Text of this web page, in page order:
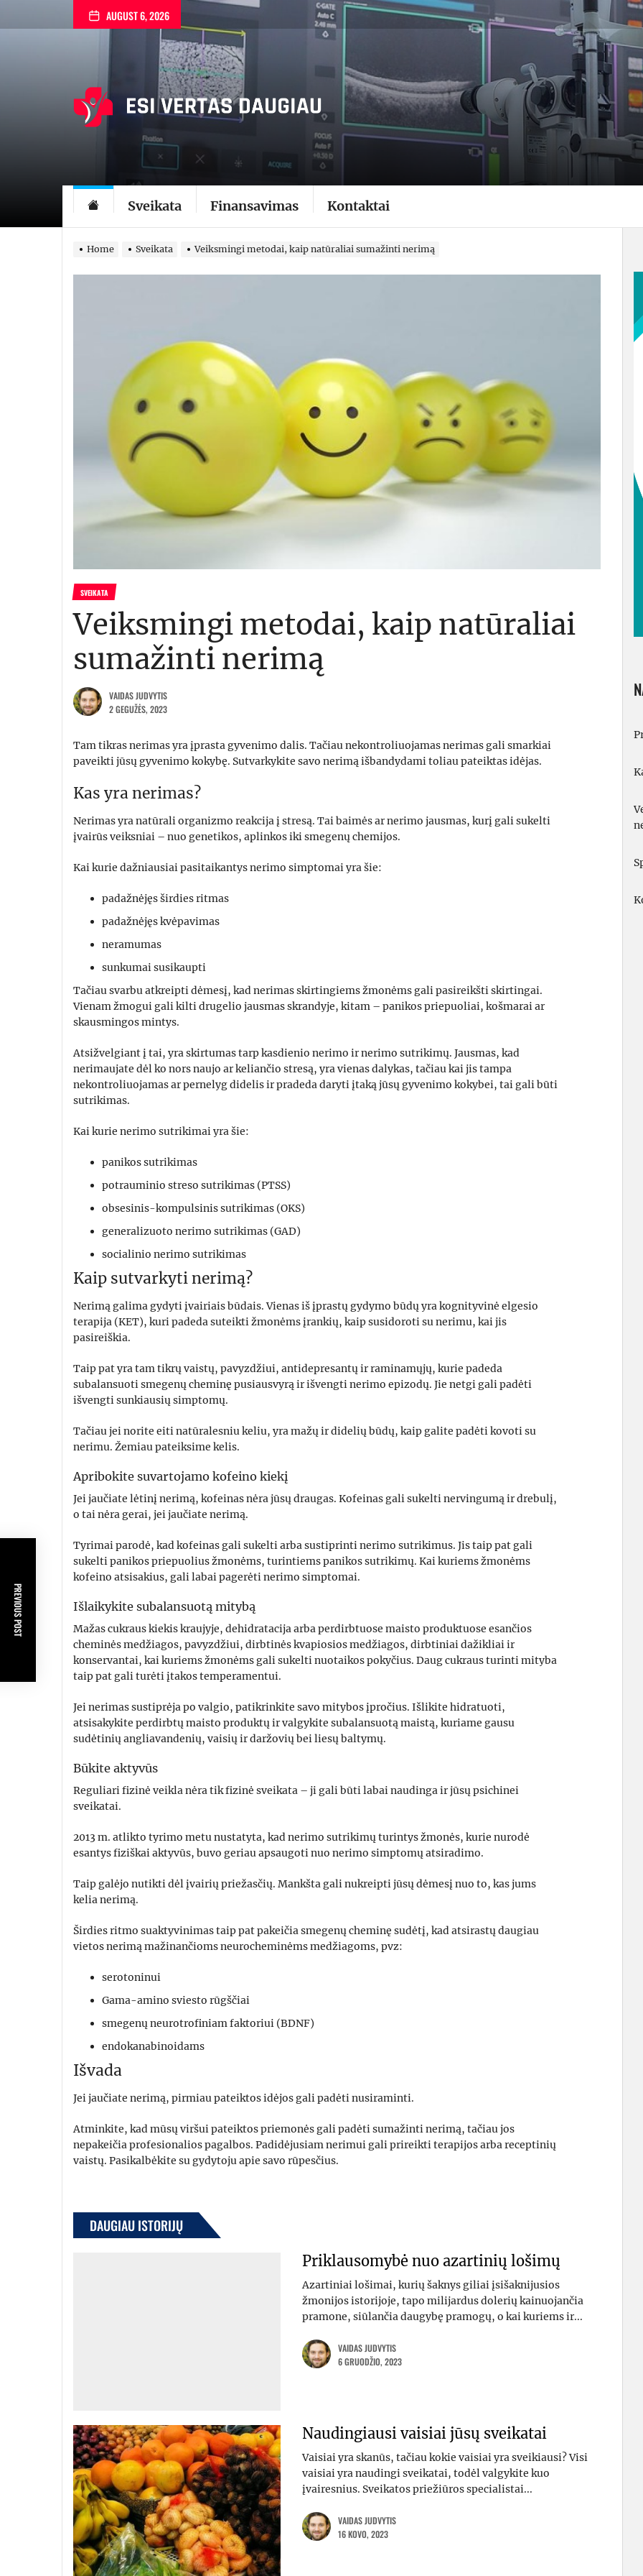
to
AUGUST 6, 2026
esivertasdaugiau.lt
Sveikata Finansavimas Kontaktai
Home Sveikata Veiksmingi metodai, kaip natūraliai sumažinti nerimą
SVEIKATA
Veiksmingi metodai, kaip natūraliai
sumažinti nerimą
VAIDAS JUDVYTIS
2 GEGUŽĖS, 2023
Tam tikras nerimas yra įprasta gyvenimo dalis. Tačiau nekontroliuojamas nerimas gali smarkiai
paveikti jūsų gyvenimo kokybę. Sutvarkykite savo nerimą išbandydami toliau pateiktas idėjas.
Kas yra nerimas?
Nerimas yra natūrali organizmo reakcija į stresą. Tai baimės ar nerimo jausmas, kurį gali sukelti
įvairūs veiksniai – nuo genetikos, aplinkos iki smegenų chemijos.
Kai kurie dažniausiai pasitaikantys nerimo simptomai yra šie:
padažnėjęs širdies ritmas
padažnėjęs kvėpavimas
neramumas
sunkumai susikaupti
Tačiau svarbu atkreipti dėmesį, kad nerimas skirtingiems žmonėms gali pasireikšti skirtingai.
Vienam žmogui gali kilti drugelio jausmas skrandyje, kitam – panikos priepuoliai, košmarai ar
skausmingos mintys.
Atsižvelgiant į tai, yra skirtumas tarp kasdienio nerimo ir nerimo sutrikimų. Jausmas, kad
nerimaujate dėl ko nors naujo ar keliančio stresą, yra vienas dalykas, tačiau kai jis tampa
nekontroliuojamas ar pernelyg didelis ir pradeda daryti įtaką jūsų gyvenimo kokybei, tai gali būti
sutrikimas.
Kai kurie nerimo sutrikimai yra šie:
panikos sutrikimas
potrauminio streso sutrikimas (PTSS)
obsesinis-kompulsinis sutrikimas (OKS)
generalizuoto nerimo sutrikimas (GAD)
socialinio nerimo sutrikimas
Kaip sutvarkyti nerimą?
Nerimą galima gydyti įvairiais būdais. Vienas iš įprastų gydymo būdų yra kognityvinė elgesio
terapija (KET), kuri padeda suteikti žmonėms įrankių, kaip susidoroti su nerimu, kai jis
pasireiškia.
Taip pat yra tam tikrų vaistų, pavyzdžiui, antidepresantų ir raminamųjų, kurie padeda
subalansuoti smegenų cheminę pusiausvyrą ir išvengti nerimo epizodų. Jie netgi gali padėti
išvengti sunkiausių simptomų.
Tačiau jei norite eiti natūralesniu keliu, yra mažų ir didelių būdų, kaip galite padėti kovoti su
nerimu. Žemiau pateiksime kelis.
Apribokite suvartojamo kofeino kiekį
Jei jaučiate lėtinį nerimą, kofeinas nėra jūsų draugas. Kofeinas gali sukelti nervingumą ir drebulį,
o tai nėra gerai, jei jaučiate nerimą.
Tyrimai parodė, kad kofeinas gali sukelti arba sustiprinti nerimo sutrikimus. Jis taip pat gali
sukelti panikos priepuolius žmonėms, turintiems panikos sutrikimų. Kai kuriems žmonėms
kofeino atsisakius, gali labai pagerėti nerimo simptomai.
Išlaikykite subalansuotą mitybą
Mažas cukraus kiekis kraujyje, dehidratacija arba perdirbtuose maisto produktuose esančios
cheminės medžiagos, pavyzdžiui, dirbtinės kvapiosios medžiagos, dirbtiniai dažikliai ir
konservantai, kai kuriems žmonėms gali sukelti nuotaikos pokyčius. Daug cukraus turinti mityba
taip pat gali turėti įtakos temperamentui.
Jei nerimas sustiprėja po valgio, patikrinkite savo mitybos įpročius. Išlikite hidratuoti,
atsisakykite perdirbtų maisto produktų ir valgykite subalansuotą maistą, kuriame gausu
sudėtinių angliavandenių, vaisių ir daržovių bei liesų baltymų.
Būkite aktyvūs
Reguliari fizinė veikla nėra tik fizinė sveikata – ji gali būti labai naudinga ir jūsų psichinei
sveikatai.
2013 m. atlikto tyrimo metu nustatyta, kad nerimo sutrikimų turintys žmonės, kurie nurodė
esantys fiziškai aktyvūs, buvo geriau apsaugoti nuo nerimo simptomų atsiradimo.
Taip galėjo nutikti dėl įvairių priežasčių. Mankšta gali nukreipti jūsų dėmesį nuo to, kas jums
kelia nerimą.
Širdies ritmo suaktyvinimas taip pat pakeičia smegenų cheminę sudėtį, kad atsirastų daugiau
vietos nerimą mažinančioms neurocheminėms medžiagoms, pvz:
serotoninui
Gama-amino sviesto rūgščiai
smegenų neurotrofiniam faktoriui (BDNF)
endokanabinoidams
Išvada
Jei jaučiate nerimą, pirmiau pateiktos idėjos gali padėti nusiraminti.
Atminkite, kad mūsų viršui pateiktos priemonės gali padėti sumažinti nerimą, tačiau jos
nepakeičia profesionalios pagalbos. Padidėjusiam nerimui gali prireikti terapijos arba receptinių
vaistų. Pasikalbėkite su gydytoju apie savo rūpesčius.
PREVIOUS POST
DAUGIAU ISTORIJŲ
Priklausomybė nuo azartinių lošimų
Azartiniai lošimai, kurių šaknys giliai įsišaknijusios
žmonijos istorijoje, tapo milijardus dolerių kainuojančia
pramone, siūlančia daugybę pramogų, o kai kuriems ir...
VAIDAS JUDVYTIS
6 GRUODŽIO, 2023
Naudingiausi vaisiai jūsų sveikatai
Vaisiai yra skanūs, tačiau kokie vaisiai yra sveikiausi? Visi
vaisiai yra naudingi sveikatai, todėl valgykite kuo
įvairesnius. Sveikatos priežiūros specialistai...
VAIDAS JUDVYTIS
16 KOVO, 2023